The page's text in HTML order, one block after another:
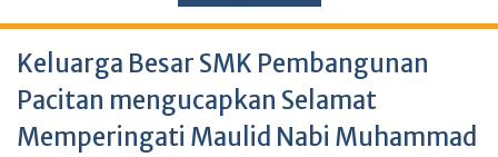
Keluarga Besar SMK Pembangunan
Pacitan mengucapkan Selamat
Memperingati Maulid Nabi Muhammad